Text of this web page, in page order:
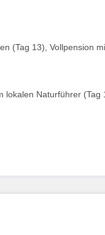
(Tag 13), Vollpension
lokalen Naturführer (Tag